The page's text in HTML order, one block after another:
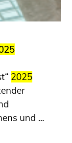
2025
und ...